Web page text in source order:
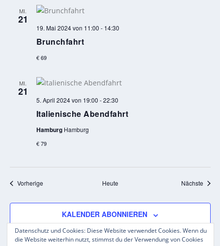
MI.
21
Brunchfahrt
19. Mai 2024 von 11:00 - 14:30
€ 69
MI.
21
Italienische Abendfahrt
5. April 2024 von 19:00 -22:30
Hamburg Hamburg
€ 79
VorherigeVeranstaltungen Heute Nächste
KALENDER ABONNIEREN
Datenschutz und Cookies: Diese Website verwendet Cookies. Wenn du
die Website weiterhin nutzt, stimmst du der Verwendung von Cookies